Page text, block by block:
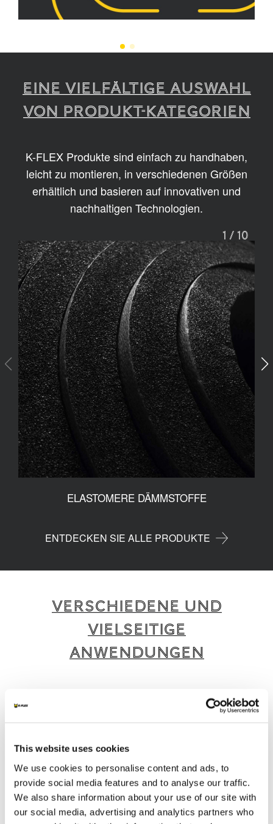
This website uses cookies
We use cookies to personalise content and ads, to
provide social media features and to analyse our traffic.
We also share information about your use of our site with
our social media, advertising and analytics partners who
EINE VIELFÄLTIGE AUSWAHL
VON PRODUKT-KATEGORIEN
K-FLEX Produkte sind einfach zu handhaben,
leicht zu montieren, in verschiedenen Größen
erhältlich und basieren auf innovativen und
nachhaltigen Technologien.
ELASTOMERE DÄMMSTOFFE
1 / 10
ENTDECKEN SIE ALLE PRODUKTE
VERSCHIEDENE UND
VIELSEITIGE
ANWENDUNGEN
K-FLEX bietet eine breite Palette intelligenter
und nachhaltiger Produkte und Dienstleistungen,
Branchen geeignet sind.
/4